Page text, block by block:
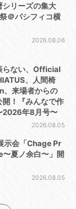
リーズの集大
＠パシフィコ横
2026.08.06
らない、Official
、人間椅
、来場者からの
！『みんなで作
2026年8月号〜
2026.08.05
示会「Chage Pr
夏ノ余白〜」開
2026.08.05